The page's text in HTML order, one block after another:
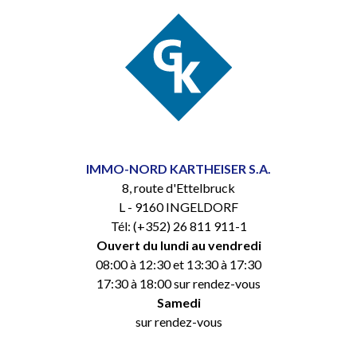
IMMO-NORD KARTHEISER S.A.
8, route d'Ettelbruck
L - 9160 INGELDORF
Tél: (+352) 26 811 911-1
Ouvert du lundi au vendredi
08:00 à 12:30 et 13:30 à 17:30
17:30 à 18:00 sur rendez-vous
Samedi
sur rendez-vous